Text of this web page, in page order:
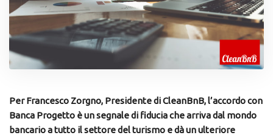
Per Francesco Zorgno, Presidente di CleanBnB, l’accordo con
Banca Progetto è un segnale di fiducia che arriva dal mondo
bancario a tutto il settore del turismo e dà un ulteriore